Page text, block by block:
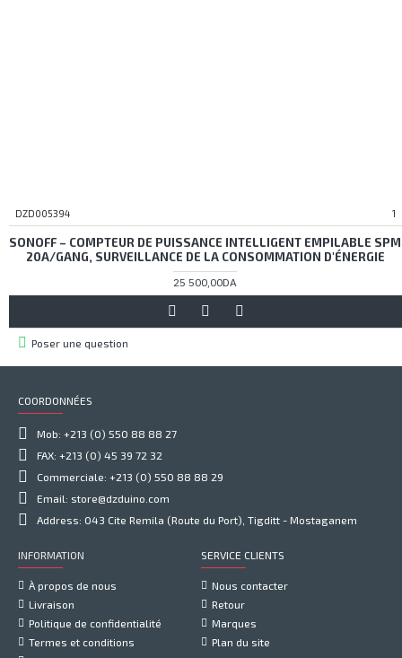
DZD005394 1
SONOFF – COMPTEUR DE PUISSANCE INTELLIGENT EMPILABLE SPM
20A/GANG, SURVEILLANCE DE LA CONSOMMATION D'ÉNERGIE
25 500,00DA
Poser une question
COORDONNÉES
Mob: +213 (0) 550 88 88 27
FAX: +213 (0) 45 39 72 32
Commerciale: +213 (0) 550 88 88 29
Email: store@dzduino.com
Address: 043 Cite Remila (Route du Port), Tigditt - Mostaganem
INFORMATION
À propos de nous
Livraison
Politique de confidentialité
Termes et conditions
SERVICE CLIENTS
Nous contacter
Retour
Marques
Plan du site